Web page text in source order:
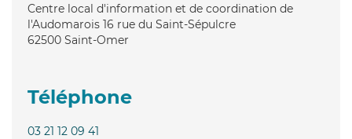
Centre local d'information et de coordination de
l'Audomarois 16 rue du Saint-Sépulcre
62500 Saint-Omer
Téléphone
03 21 12 09 41